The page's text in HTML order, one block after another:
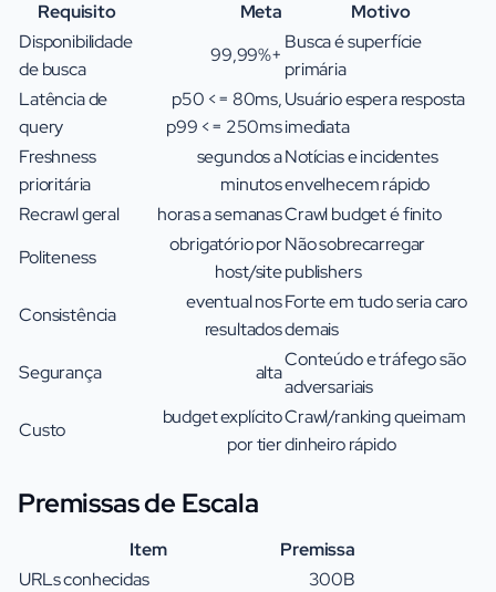
Requisito Meta
Motivo
Disponibilidade
de busca
99,99%+
Busca é superfície
primária
Latência de
query
p50 <= 80ms,
p99 <= 250ms
Usuário espera resposta
imediata
Freshness
prioritária
segundos a
minutos
Notícias e incidentes
envelhecem rápido
Recrawl geral
horas a semanasCrawl budget é finito
Politeness
obrigatório por
host/site
Não sobrecarregar
publishers
Consistência
eventual nos
resultados
Forte em tudo seria caro
demais
Segurança
alta
Conteúdo e tráfego são
adversariais
Custo
budget explícito
por tier
Crawl/ranking queimam
dinheiro rápido
Premissas de Escala
Item
Premissa
URLs conhecidas
300B